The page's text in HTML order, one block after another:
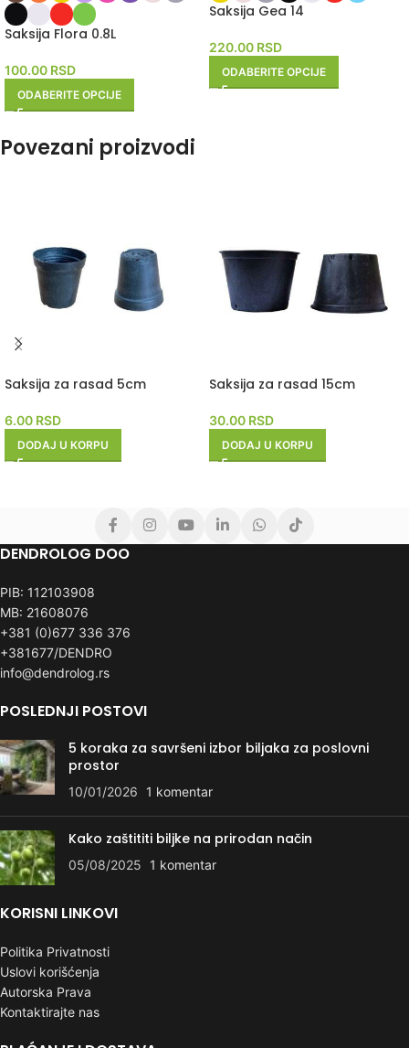
Saksija Flora 0.8L
100.00 RSD
ODABERITE OPCIJE
Saksija Gea 14
220.00 RSD
ODABERITE OPCIJE
Povezani proizvodi
Saksija za rasad 5cm
6.00 RSD
DODAJ U KORPU
Saksija za rasad 15cm
30.00 RSD
DODAJ U KORPU
DENDROLOG DOO
PIB: 112103908
MB: 21608076
+381 (0)677 336 376
+381677/DENDRO
info@dendrolog.rs
POSLEDNJI POSTOVI
5 koraka za savršeni izbor biljaka za poslovni
prostor
10/01/2026 1 komentar
Kako zaštititi biljke na prirodan način
05/08/2025 1 komentar
KORISNI LINKOVI
Politika Privatnosti
Uslovi korišćenja
Autorska Prava
Kontaktirajte nas